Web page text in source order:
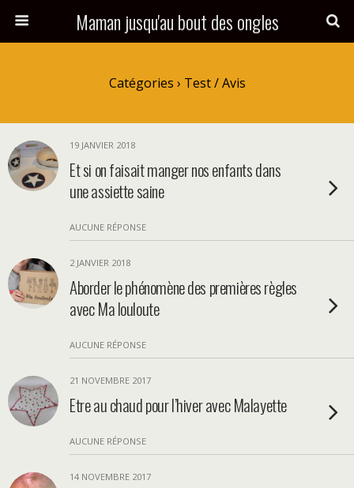
Maman jusqu'au bout des ongles
Catégories › Test / Avis
19 JANVIER 2018
Et si on faisait manger nos enfants dans
une assiette saine
AUCUNE RÉPONSE
2 JANVIER 2018
Aborder le phénomène des premières règles
avec Ma louloute
AUCUNE RÉPONSE
21 NOVEMBRE 2017
Etre au chaud pour l’hiver avec Malayette
AUCUNE RÉPONSE
14 NOVEMBRE 2017